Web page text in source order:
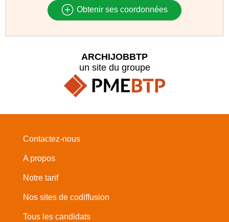
Obtenir ses coordonnées
ARCHIJOBBTP
un site du groupe
Contactez-nous
A propos
Notre tarif
Nos sites de codiffusion
Tous les candidats